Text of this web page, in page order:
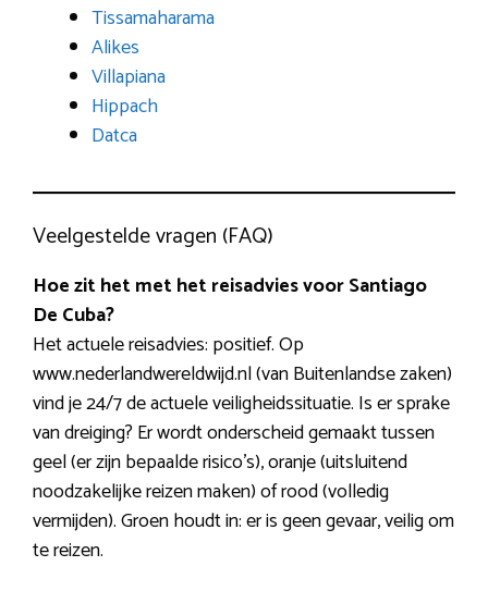
Tissamaharama
Alikes
Villapiana
Hippach
Datca
Veelgestelde vragen (FAQ)
Hoe zit het met het reisadvies voor Santiago
De Cuba?
Het actuele reisadvies: positief. Op
www.nederlandwereldwijd.nl (van Buitenlandse zaken)
vind je 24/7 de actuele veiligheidssituatie. Is er sprake
van dreiging? Er wordt onderscheid gemaakt tussen
geel (er zijn bepaalde risico’s), oranje (uitsluitend
noodzakelijke reizen maken) of rood (volledig
vermijden). Groen houdt in: er is geen gevaar, veilig om
te reizen.